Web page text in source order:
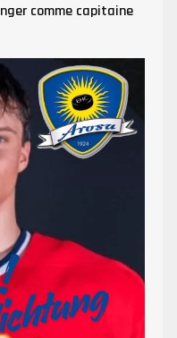
comme capitaine